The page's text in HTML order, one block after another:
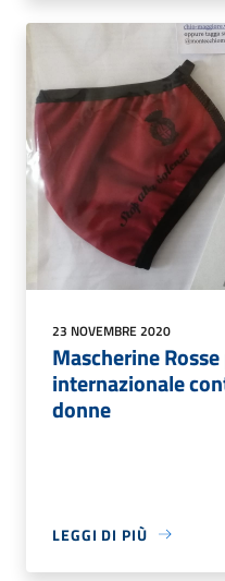
23 NOVEMBRE 2020
Mascherine
internazionale
donne
LEGGI DI PIÙ